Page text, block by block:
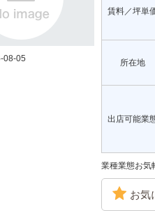
08-05
賃料／坪単
所在地
出店可能業
業種業態お気
お気